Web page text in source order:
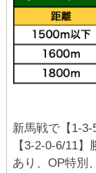
新馬戦で【1-
【3-2-0-6/11
あり、OP特別